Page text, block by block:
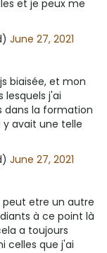
et je peux me
June 27, 2021
biaisée, et mon
lesquels j'ai
dans la formation
y avait une telle
June 27, 2021
etre un autre
à ce point là
a toujours
celles que j'ai